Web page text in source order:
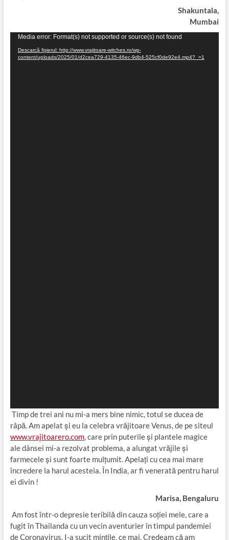
Shakuntala,
Mumbai
Player
video
Media error: Format(s) not supported or source(s) not found
Descarcă fișierul: http://www.vrajitoare-witches.ro/wp-
content/uploads/2025/01/d2cea729-4135-46ec-9db4-525cf0de92e4.mp4?_=1
Timp de trei ani nu mi-a mers bine nimic, totul se ducea de
râpă. Am apelat şi eu la celebra vrăjitoare Venus, de pe siteul
www.vrajitoarero.com, care prin puterile şi plantele magice
ale dânsei mi-a rezolvat problema, a alungat vrăjile și
farmecele şi sunt foarte mulţumit. Apelaţi cu cea mai mare
încredere la harul acesteia. În India, ar fi venerată pentru harul
ei divin !
Marisa, Bengaluru
Am fost într-o depresie teribilă din cauza soţiei mele, care a
fugit în Thailanda cu un vecin aventurier în timpul pandemiei
de Coronavirus. I-a sucit minţile, ce mai. Credeam că am